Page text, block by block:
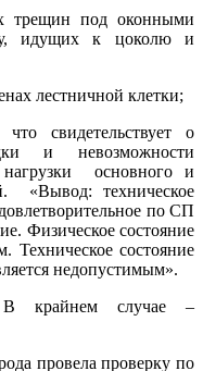
трещин под оконными
идущих к цоколю и
лестничной клетки;
свидетельствует о
и невозможности
основного и
«Вывод: техническое
по СП
Физическое состояние
Техническое состояние
недопустимым».
крайнем случае –
провела проверку по